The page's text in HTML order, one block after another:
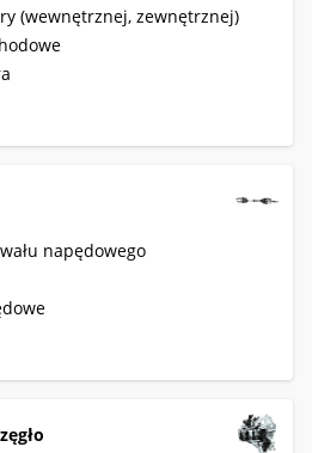
(wewnętrznej, zewnętrznej)
napędowego